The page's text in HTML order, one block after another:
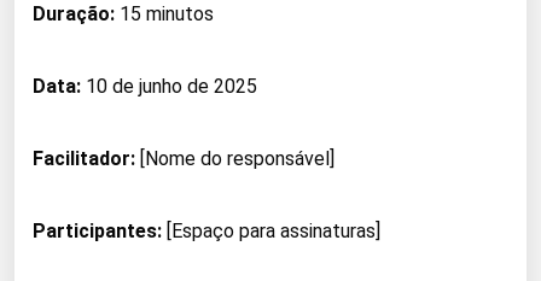
Duração: 15 minutos
Data: 10 de junho de 2025
Facilitador: [Nome do responsável]
Participantes: [Espaço para assinaturas]